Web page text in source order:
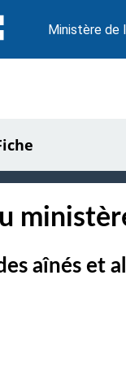
Ministère de
aînés et